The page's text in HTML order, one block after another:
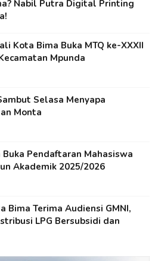
Nabil Putra Digital Printing
Kota Bima Buka MTQ ke-XXXII
Mpunda
Selasa Menyapa
Monta
Buka Pendaftaran Mahasiswa
Akademik 2025/2026
Bima Terima Audiensi GMNI,
LPG Bersubsidi dan